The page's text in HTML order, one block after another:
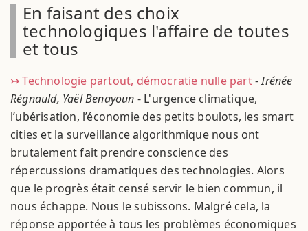
En faisant des choix
technologiques l'affaire de toutes
et tous
↣ Technologie partout, démocratie nulle part-Irénée
Régnauld, Yaël Benayoun - L'urgence climatique,
l’ubérisation, l’économie des petits boulots, les smart
cities et la surveillance algorithmique nous ont
brutalement fait prendre conscience des
répercussions dramatiques des technologies. Alors
que le progrès était censé servir le bien commun, il
nous échappe. Nous le subissons. Malgré cela, la
réponse apportée à tous les problèmes économiques